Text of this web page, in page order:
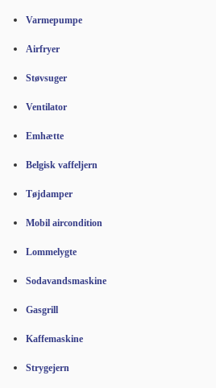
Varmepumpe
Airfryer
Støvsuger
Ventilator
Emhætte
Belgisk vaffeljern
Tøjdamper
Mobil aircondition
Lommelygte
Sodavandsmaskine
Gasgrill
Kaffemaskine
Strygejern